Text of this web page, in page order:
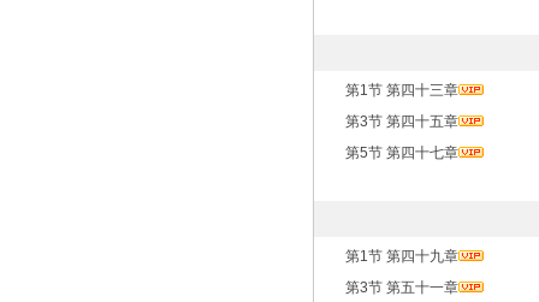
第1节 第四十三章
第3节 第四十五章
第5节 第四十七章
第1节 第四十九章
第3节 第五十一章